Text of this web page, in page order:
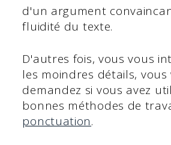
d'un argument
fluidité du texte.
D'autres fois, vous vous
les moindres détails, vous
demandez si vous avez
bonnes méthodes de
ponctuation.